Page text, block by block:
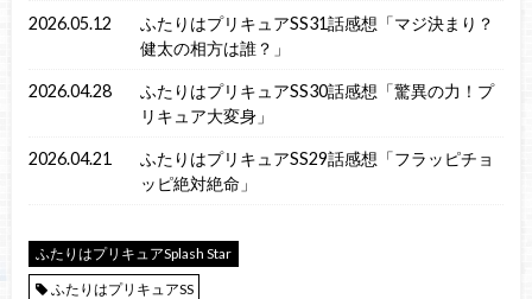
2026.05.12
ふたりはプリキュアSS31話感想「マジ決まり？
健太の相方は誰？」
2026.04.28
ふたりはプリキュアSS30話感想「驚異の力！プ
リキュア大変身」
2026.04.21
ふたりはプリキュアSS29話感想「フラッピチョ
ッピ絶対絶命」
ふたりはプリキュアSplash Star
ふたりはプリキュアSS